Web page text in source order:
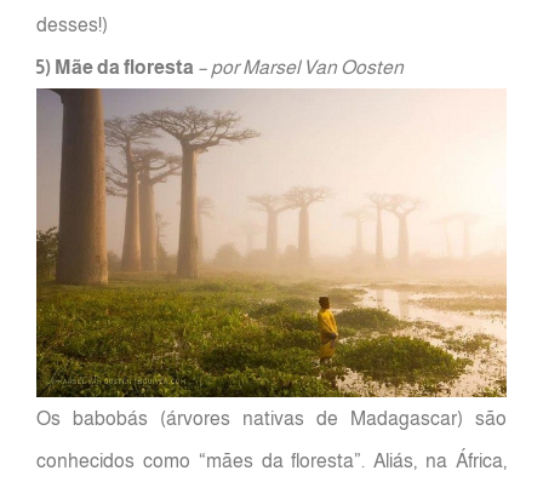
desses!)
5) Mãe da floresta – por Marsel Van Oosten
Os babobás (árvores nativas de Madagascar) são
conhecidos como “mães da floresta”. Aliás, na África,